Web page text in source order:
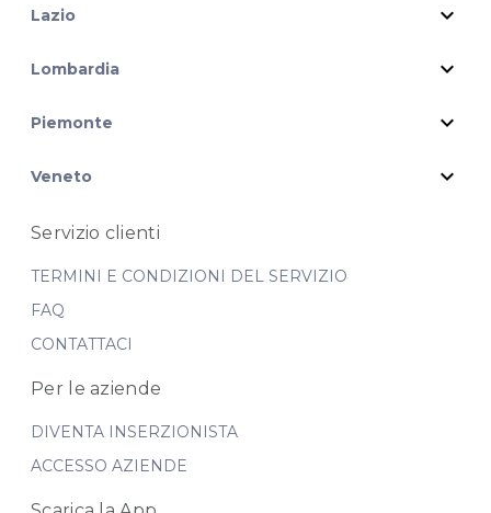
Lazio expand_more
Lombardia expand_more
Piemonte expand_more
Veneto expand_more
Servizio clienti
TERMINI E CONDIZIONI DEL SERVIZIO
FAQ
CONTATTACI
Per le aziende
DIVENTA INSERZIONISTA
ACCESSO AZIENDE